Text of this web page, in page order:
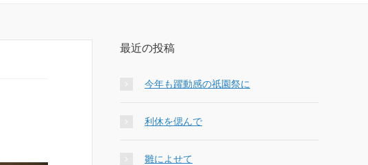
最近の投稿
今年も躍動感の祇園祭に
利休を偲んで
雛によせて